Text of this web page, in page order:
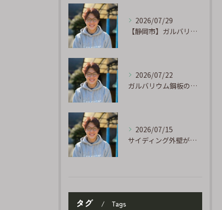
2026/07/29
【静岡市】ガルバリウム外壁のサビ補修｜タッチアップ塗装の手順を職人が解説
2026/07/22
ガルバリウム鋼板の「傷」と「チョーキング」、実は深くつながっています
2026/07/15
サイディング外壁が劣化するのはなぜ?よくある原因と塗り替えのサイン
タグ Tags